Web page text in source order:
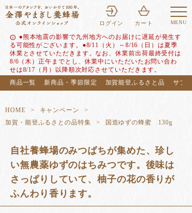
MENU
ログイン カート
info ●熊本地震の影響で九州地方へのお届けに遅延が発生す
る可能性がございます。●8/11（火）～8/16（日）は夏季
休業とさせていただきます。なお、休業前出荷最終受付は
8/6（木）正午までとし、休業中にいただいたお問い合わ
せは8/17（月）以降順次対応させていただきます。
商品一覧
新商品・季節限定 加賀能登ふるさと品 サブ
HOME
キャンペーン
加賀・能登ふるさとの品特集
国造ゆずの蜂蜜 130g
自社養蜂場のみつばちが集めた、珍し
い無農薬ゆずのはちみつです。後味は
さっぱりしていて、柚子の花の香りが
ふんわり香ります。